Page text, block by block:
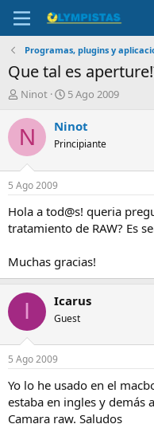
Programas, plugins y
Que tal es
I
i
c
a
o
r
d
e
t
e
m
Ninot
F
c
a
i
n
c
o
5 Ago 2009
N Ninot
Principiante
5 Ago 2009
Hola a tod@s! queria
tratamiento de RAW? Es
Muchas gracias!
I Icarus
Guest
5 Ago 2009
Yo lo he usado en el
estaba en ingles y demás
Camara raw. Saludos